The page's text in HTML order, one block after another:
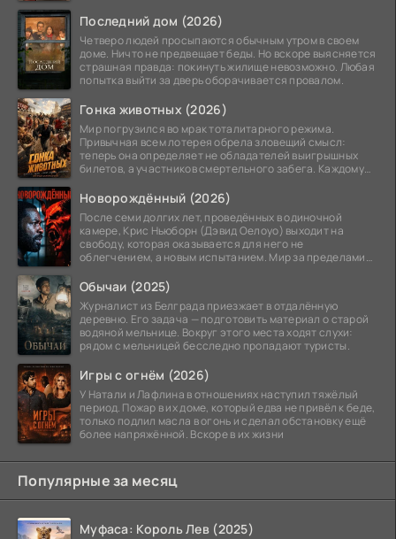
Последний дом (2026)
Четверо людей просыпаются обычным утром в своем
доме. Ничто не предвещает беды. Но вскоре выясняется
страшная правда: покинуть жилище невозможно. Любая
попытка выйти за дверь оборачивается провалом.
Гонка животных (2026)
Мир погрузился во мрак тоталитарного режима.
Привычная всем лотерея обрела зловещий смысл:
теперь она определяет не обладателей выигрышных
билетов, а участников смертельного забега. Каждому
Новорождённый (2026)
После семи долгих лет, проведённых в одиночной
камере, Крис Ньюборн (Дэвид Оелоуо) выходит на
свободу, которая оказывается для него не
облегчением, а новым испытанием. Мир за пределами
Обычаи (2025)
Журналист из Белграда приезжает в отдалённую
деревню. Его задача — подготовить материал о старой
водяной мельнице. Вокруг этого места ходят слухи:
рядом с мельницей бесследно пропадают туристы.
Игры с огнём (2026)
У Натали и Лафлина в отношениях наступил тяжёлый
период. Пожар в их доме, который едва не привёл к беде,
только подлил масла в огонь и сделал обстановку ещё
более напряжённой. Вскоре в их жизни
Популярные за месяц
Муфаса: Король Лев (2025)